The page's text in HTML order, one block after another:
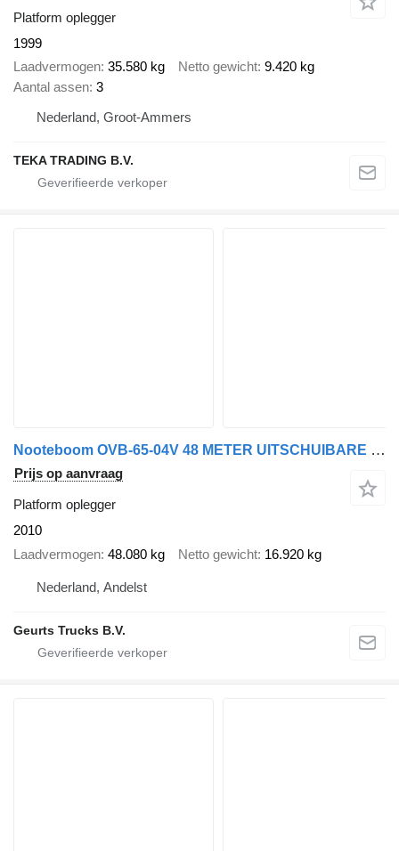
Platform oplegger
1999
Laadvermogen 35.580 kg Netto gewicht 9.420 kg
Aantal assen 3
Nederland, Groot-Ammers
TEKA TRADING B.V.
Nooteboom OVB-65-04V 48 METER UITSCHUIBARE LANGMATRIAAL
Prijs op aanvraag
Platform oplegger
2010
Laadvermogen 48.080 kg Netto gewicht 16.920 kg
Nederland, Andelst
Geurts Trucks B.V.